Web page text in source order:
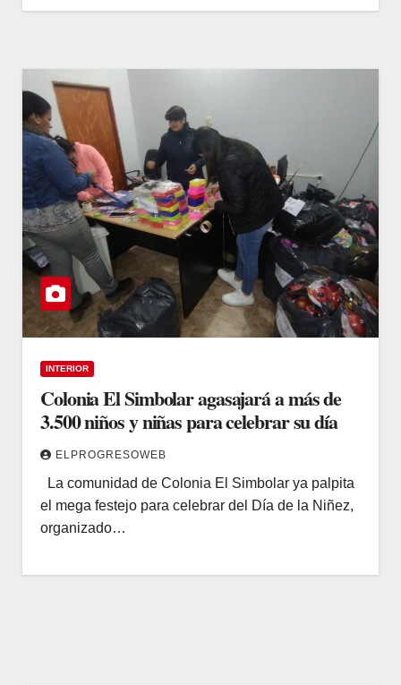
INTERIOR
Colonia El Simbolar agasajará a más de
3.500 niños y niñas para celebrar su día
ELPROGRESOWEB
La comunidad de Colonia El Simbolar ya palpita
el mega festejo para celebrar del Día de la Niñez,
organizado…